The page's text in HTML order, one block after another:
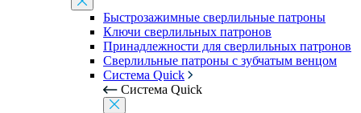
Быстрозажимные сверлильные патроны
Ключи сверлильных патронов
Принадлежности для сверлильных патронов
Сверлильные патроны с зубчатым венцом
Система Quick
Система Quick